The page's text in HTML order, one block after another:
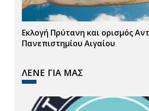
Εκλογή Πρύτανη και ορισμός
Πανεπιστημίου Αιγαίου
ΛΕΝΕ ΓΙΑ ΜΑΣ